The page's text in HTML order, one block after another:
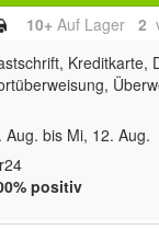
10+ Auf Lager 2
Kreditkarte,
Aug. bis Mi, 12. Aug.
positiv